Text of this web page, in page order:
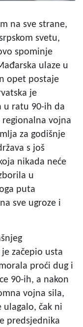
na sve strane,
svetu,
spominje
ulaze u
opet postaje
je
u ratu 90-ih da
regionalna vojna
za godišnje
s još
nikada neće
u
puta
sve ugroze i
začepio usta
proći dug i
90-ih, a nakon
vojna sila,
čak ni
predsjednika